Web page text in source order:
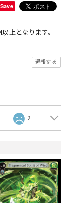
Save
上となります。
通報する
2